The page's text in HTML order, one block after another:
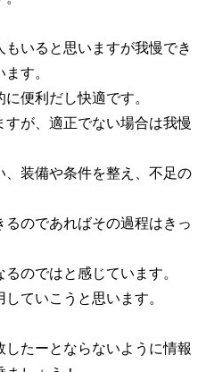
いると思いますが我慢でき
す。
便利だし快適です。
が、適正でない場合は我慢
装備や条件を整え、不足の
のであればその過程はきっ
のではと感じています。
ていこうと思います。
たーとならないように情報